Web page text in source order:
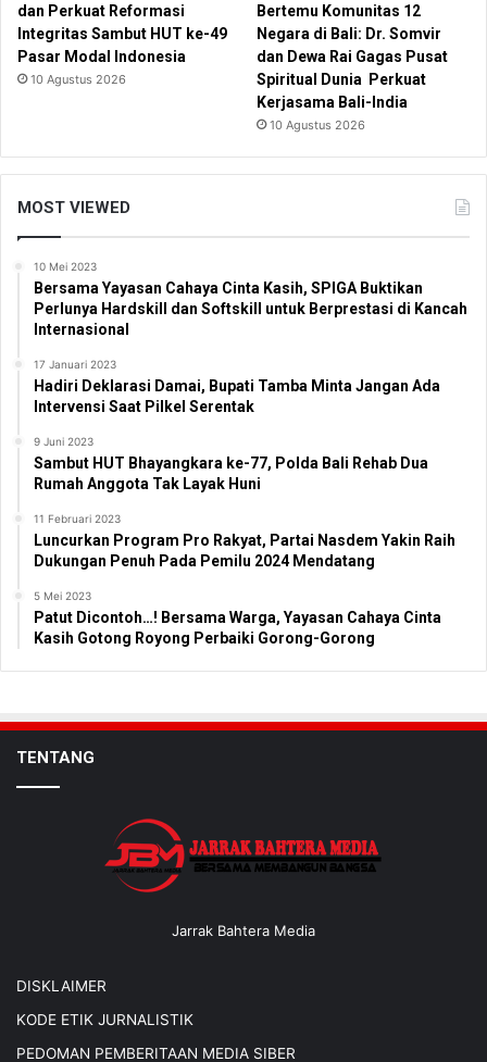
dan Perkuat Reformasi
Integritas Sambut HUT ke-49
Pasar Modal Indonesia
10 Agustus 2026
Bertemu Komunitas 12
Negara di Bali: Dr. Somvir
dan Dewa Rai Gagas Pusat
Spiritual Dunia Perkuat
Kerjasama Bali-India
10 Agustus 2026
MOST VIEWED
10 Mei 2023
Bersama Yayasan Cahaya Cinta Kasih, SPIGA Buktikan
Perlunya Hardskill dan Softskill untuk Berprestasi di Kancah
Internasional
17 Januari 2023
Hadiri Deklarasi Damai, Bupati Tamba Minta Jangan Ada
Intervensi Saat Pilkel Serentak
9 Juni 2023
Sambut HUT Bhayangkara ke-77, Polda Bali Rehab Dua
Rumah Anggota Tak Layak Huni
11 Februari 2023
Luncurkan Program Pro Rakyat, Partai Nasdem Yakin Raih
Dukungan Penuh Pada Pemilu 2024 Mendatang
5 Mei 2023
Patut Dicontoh…! Bersama Warga, Yayasan Cahaya Cinta
Kasih Gotong Royong Perbaiki Gorong-Gorong
TENTANG
Jarrak Bahtera Media
DISKLAIMER
KODE ETIK JURNALISTIK
PEDOMAN PEMBERITAAN MEDIA SIBER